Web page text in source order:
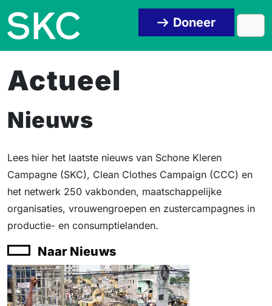
Doneer
Actueel
Nieuws
Lees hier het laatste nieuws van Schone Kleren
Campagne (SKC), Clean Clothes Campaign (CCC) en
het netwerk 250 vakbonden, maatschappelijke
organisaties, vrouwengroepen en zustercampagnes in
productie- en consumptielanden.
Naar Nieuws